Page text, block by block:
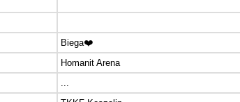
Biega❤️
Homanit Arena
...